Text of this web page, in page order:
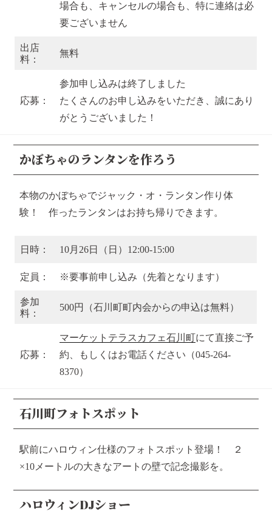
場合も、キャンセルの場合も、特に連絡は必
要ございません
出店
料：
無料
応募：
参加申し込みは終了しました
たくさんのお申し込みをいただき、誠にあり
がとうございました！
かぼちゃのランタンを作ろう
本物のかぼちゃでジャック・オ・ランタン作り体
験！ 作ったランタンはお持ち帰りできます。
日時： 10月26日（日）12:00-15:00
定員： ※要事前申し込み（先着となります）
参加
料：
500円（石川町町内会からの申込は無料）
応募：
マーケットテラスカフェ石川町にて直接ご予
約、もしくはお電話ください（045-264-
8370）
石川町フォトスポット
駅前にハロウィン仕様のフォトスポット登場！ ２
×10メートルの大きなアートの壁で記念撮影を。
ハロウィンDJショー